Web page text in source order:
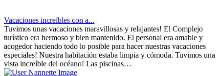
Vacaciones increíbles con a...
Tuvimos unas vacaciones maravillosas y relajantes! El Complejo
turístico era hermoso y bien mantenido. El personal era amable y
acogedor haciendo todo lo posible para hacer nuestras vacaciones
especiales! Nuestra habitación estaba limpia y cómoda. Tuvimos una
vista increíble del océano! Las piscinas…